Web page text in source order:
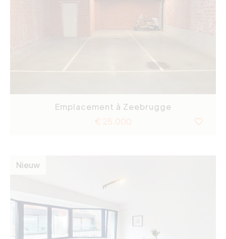
Emplacement à Zeebrugge
€ 25.000
Nieuw